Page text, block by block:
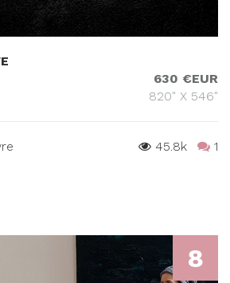
630 €EUR
820" X 546"
45.8k 1
8